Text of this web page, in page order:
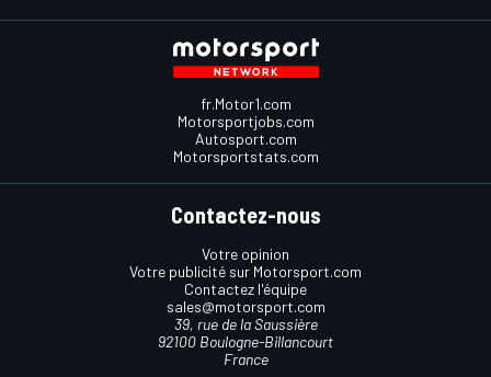
fr.Motor1.com
Motorsportjobs.com
Autosport.com
Motorsportstats.com
Contactez-nous
Votre opinion
Votre publicité sur Motorsport.com
Contactez l'équipe
sales@motorsport.com
39, rue de la Saussière
92100 Boulogne-Billancourt
France